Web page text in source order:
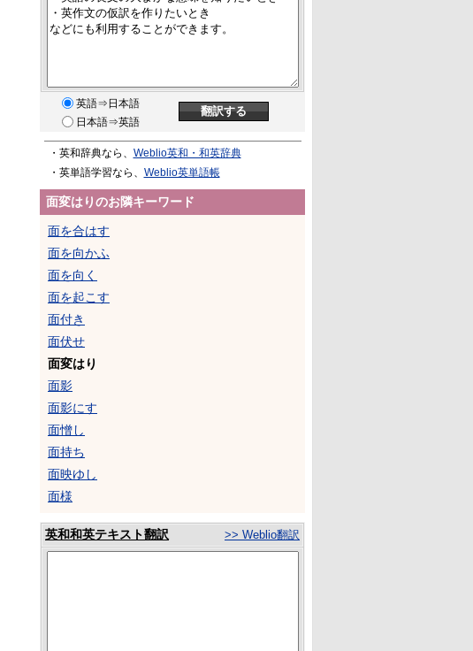
英語⇒日本語
日本語⇒英語
・英和辞典なら、 Weblio英和・和英辞典
・英単語学習なら、 Weblio英単語帳
面変はりのお隣キーワード
面を合はす
面を向かふ
面を向く
面を起こす
面付き
面伏せ
面変はり
面影
面影にす
面憎し
面持ち
面映ゆし
面様
英和和英テキスト翻訳 >> Weblio翻訳